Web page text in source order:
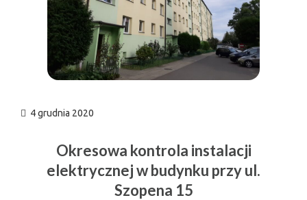
4 grudnia 2020
Okresowa kontrola instalacji
elektrycznej w budynku przy ul.
Szopena 15